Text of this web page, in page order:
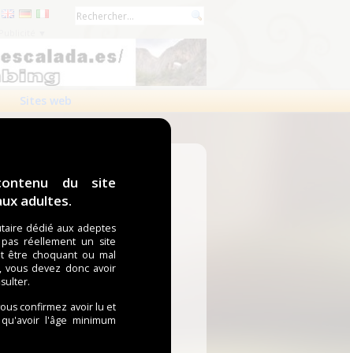
du site
adultes.
dédié aux adeptes
réellement un site
être choquant ou mal
vous devez donc avoir
confirmez avoir lu et
l'âge minimum
Sites web